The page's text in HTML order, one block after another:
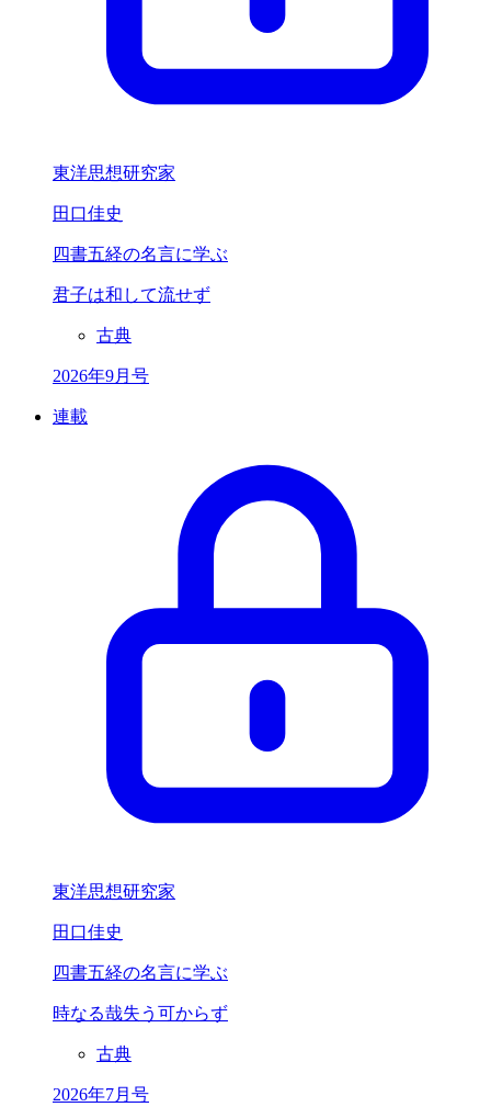
東洋思想研究家
田口佳史
四書五経の名言に学ぶ
君子は和して流せず
古典
2026年9月号
連載
東洋思想研究家
田口佳史
四書五経の名言に学ぶ
時なる哉失う可からず
古典
2026年7月号